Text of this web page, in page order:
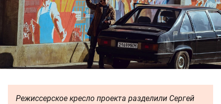
Режиссерское кресло проекта разделили Сергей